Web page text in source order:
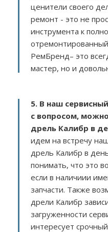
ценители своего
ремонт - это не
инструмента к
РемБренд– это
мастер, но и
5. В наш
с вопросом,
дрель Калибр в
идем на встречу
дрель Калибр в
понимать, что это
если в наличиии
запчасти. Также
дрели Калибр
загруженности
интересует